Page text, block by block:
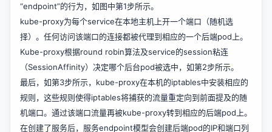
“endpoint”的行为，如图中第1步所示。
kube-proxy为每个service在本地主机上开一个端口（随机选
择）。任何访问该端口的连接都被代理到相应的一个后端pod上。
Kube-proxy根据round robin算法及service的session粘连
（SessionAffinity）决定哪个后台pod被选中，如第2步所示。
最后，如第3步所示，kube-proxy在本机的iptables中安装相应的
规则，这些规则使得iptables将捕获的流量重定向到前面提及的随
机端口。通过该端口流量再被kube-proxy转到相应的后端pod上。
在创建了服务后，服务endpoint模型会创建后端pod的IP和端口列